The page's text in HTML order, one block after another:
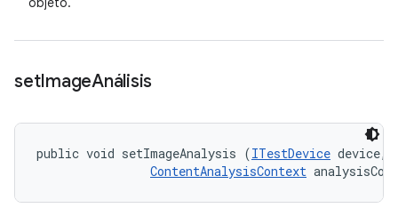
setImageAnálisis
public void setImageAnalysis (ITestDevice device,
ContentAnalysisContext